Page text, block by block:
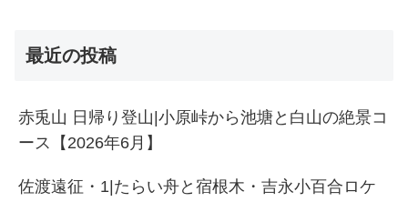
最近の投稿
赤兎山 日帰り登山|小原峠から池塘と白山の絶景コ
ース【2026年6月】
佐渡遠征・1|たらい舟と宿根木・吉永小百合ロケ